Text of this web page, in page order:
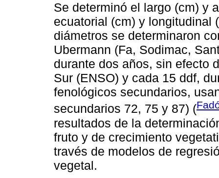
Se determinó el largo (cm) y
ecuatorial (cm) y longitudinal
diámetros se determinaron
Ubermann (Fa, Sodimac,
durante dos años, sin efecto
Sur (ENSO) y cada 15 ddf,
fenológicos secundarios,
secundarios 72, 75 y 87) (
resultados de la
fruto y de crecimiento
través de modelos de
vegetal.